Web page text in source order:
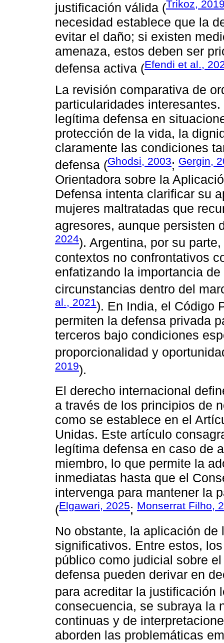
justificación válida (Trikoz,
necesidad establece que la
evitar el daño; si existen
amenaza, estos deben ser
defensa activa (Efendi et al.,
La revisión comparativa de
particularidades
legítima defensa en
protección de la vida, la
claramente las condiciones
defensa (Ghodsi, 2003; Gergin,
Orientadora sobre la
Defensa intenta clarificar su
mujeres maltratadas que
agresores, aunque persisten
2024). Argentina, por su
contextos no confrontativos
enfatizando la importancia
circunstancias dentro del
al., 2021). En India, el Código
permiten la defensa privada
terceros bajo condiciones
proporcionalidad y
2019).
El derecho internacional
a través de los principios de
como se establece en el
Unidas. Este artículo
legítima defensa en caso de
miembro, lo que permite la
inmediatas hasta que el
intervenga para mantener la
(Elgawari, 2025; Monserrat Filho,
No obstante, la aplicación
significativos. Entre estos,
público como judicial sobre
defensa pueden derivar en
para acreditar la justificación
consecuencia, se subraya la
continuas y de
aborden las problemáticas